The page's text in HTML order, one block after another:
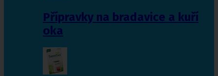
Přípravky na bradavice a kuří
oka